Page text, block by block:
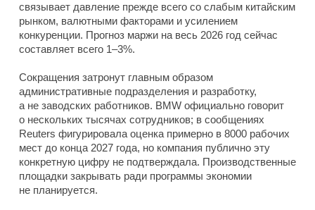
связывает давление прежде всего со слабым китайским
рынком, валютными факторами и усилением
конкуренции. Прогноз маржи на весь 2026 год сейчас
составляет всего 1–3%.
Сокращения затронут главным образом
административные подразделения и разработку,
а не заводских работников. BMW официально говорит
о нескольких тысячах сотрудников; в сообщениях
Reuters фигурировала оценка примерно в 8000 рабочих
мест до конца 2027 года, но компания публично эту
конкретную цифру не подтверждала. Производственные
площадки закрывать ради программы экономии
не планируется.